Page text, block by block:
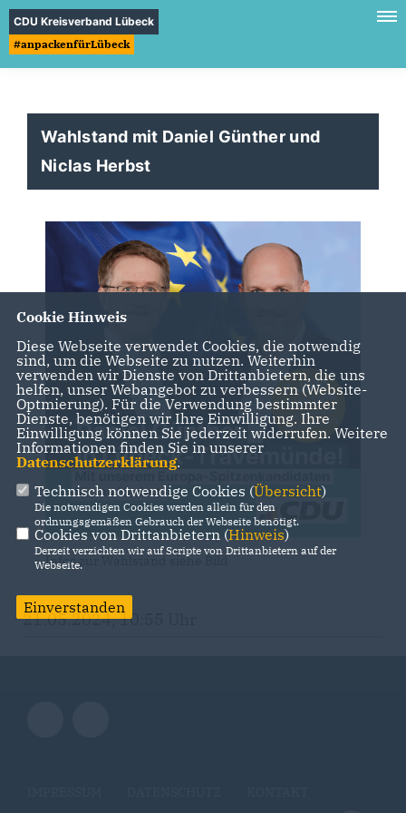
CDU Kreisverband Lübeck
#anpackenfürLübeck
Wahlstand mit Daniel Günther und
Niclas Herbst
Infos zur Wahlstand siehe Bild
21.05.2024, 10:55 Uhr
Cookie Hinweis
Diese Webseite verwendet Cookies, die notwendig
sind, um die Webseite zu nutzen. Weiterhin
verwenden wir Dienste von Drittanbietern, die uns
helfen, unser Webangebot zu verbessern (Website-
Optmierung). Für die Verwendung bestimmter
Dienste, benötigen wir Ihre Einwilligung. Ihre
Einwilligung können Sie jederzeit widerrufen. Weitere
Informationen finden Sie in unserer
Datenschutzerklärung.
Technisch notwendige Cookies (Übersicht)
Die notwendigen Cookies werden allein für den
ordnungsgemäßen Gebrauch der Webseite benötigt.
Cookies von Drittanbietern (Hinweis)
Derzeit verzichten wir auf Scripte von Drittanbietern auf der
Webseite.
Einverstanden